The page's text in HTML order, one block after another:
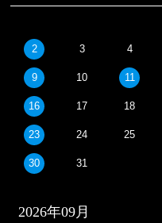
2 3 4
9 10 11
16 17 18
23 24 25
30 31
2026年09月